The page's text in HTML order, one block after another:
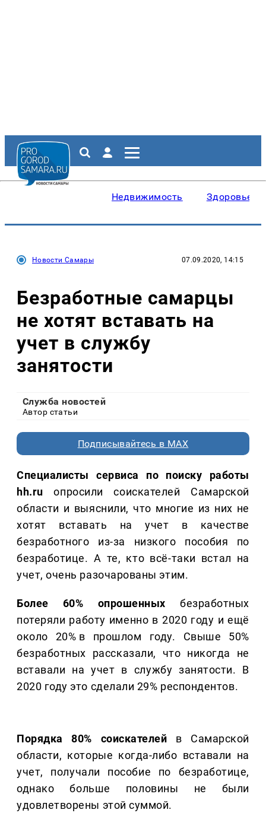
Недвижимость Здоровье
Новости Самары 07.09.2020, 14:15
Безработные самарцы
не хотят вставать на
учет в службу
занятости
Служба новостей
Автор статьи
Подписывайтесь в MAX
Специалисты сервиса по поиску работы
hh.ru опросили соискателей Самарской
области и выяснили, что многие из них не
хотят вставать на учет в качестве
безработного из-за низкого пособия по
безработице. А те, кто всё-таки встал на
учет, очень разочарованы этим.
Более 60% опрошенныхбезработных
потеряли работу именно в 2020 году и ещё
около 20% в прошлом году. Свыше 50%
безработных рассказали, что никогда не
вставали на учет в службу занятости. В
2020 году это сделали 29% респондентов.
Порядка 80% соискателей в Самарской
области, которые когда-либо вставали на
учет, получали пособие по безработице,
однако больше половины не были
удовлетворены этой суммой.